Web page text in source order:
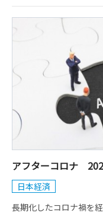
アフターコロナ
日本経済
長期化したコロナ禍を